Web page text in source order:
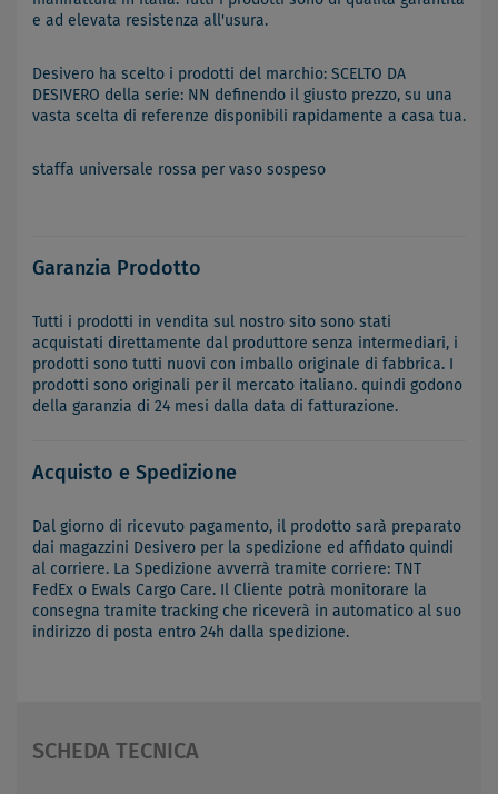
e ad elevata resistenza all'usura.
Desivero ha scelto i prodotti del marchio: SCELTO DA
DESIVERO della serie: NN definendo il giusto prezzo, su una
vasta scelta di referenze disponibili rapidamente a casa tua.
staffa universale rossa per vaso sospeso
Garanzia Prodotto
Tutti i prodotti in vendita sul nostro sito sono stati
acquistati direttamente dal produttore senza intermediari, i
prodotti sono tutti nuovi con imballo originale di fabbrica. I
prodotti sono originali per il mercato italiano. quindi godono
della garanzia di 24 mesi dalla data di fatturazione.
Acquisto e Spedizione
Dal giorno di ricevuto pagamento, il prodotto sarà preparato
dai magazzini Desivero per la spedizione ed affidato quindi
al corriere. La Spedizione avverrà tramite corriere: TNT
FedEx o Ewals Cargo Care. Il Cliente potrà monitorare la
consegna tramite tracking che riceverà in automatico al suo
indirizzo di posta entro 24h dalla spedizione.
SCHEDA TECNICA